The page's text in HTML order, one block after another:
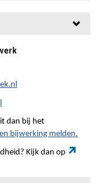
dan bij het
bijwerking melden.
Kijk dan op